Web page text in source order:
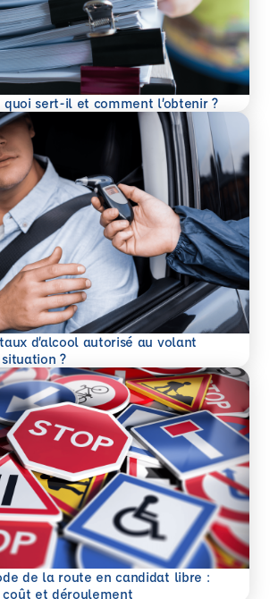
quoi sert-il et comment l’obtenir ?
d’alcool autorisé au volant
?
de la route en candidat libre :
coût et déroulement